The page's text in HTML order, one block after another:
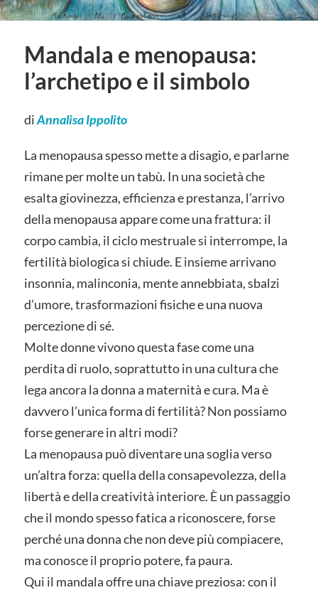
Mandala e menopausa:
l’archetipo e il simbolo
diAnnalisa Ippolito
La menopausa spesso mette a disagio, e parlarne
rimane per molte un tabù. In una società che
esalta giovinezza, efficienza e prestanza, l’arrivo
della menopausa appare come una frattura: il
corpo cambia, il ciclo mestruale si interrompe, la
fertilità biologica si chiude. E insieme arrivano
insonnia, malinconia, mente annebbiata, sbalzi
d’umore, trasformazioni fisiche e una nuova
percezione di sé.
Molte donne vivono questa fase come una
perdita di ruolo, soprattutto in una cultura che
lega ancora la donna a maternità e cura. Ma è
davvero l’unica forma di fertilità? Non possiamo
forse generare in altri modi?
La menopausa può diventare una soglia verso
un’altra forza: quella della consapevolezza, della
libertà e della creatività interiore. È un passaggio
che il mondo spesso fatica a riconoscere, forse
perché una donna che non deve più compiacere,
ma conosce il proprio potere, fa paura.
Qui il mandala offre una chiave preziosa: con il